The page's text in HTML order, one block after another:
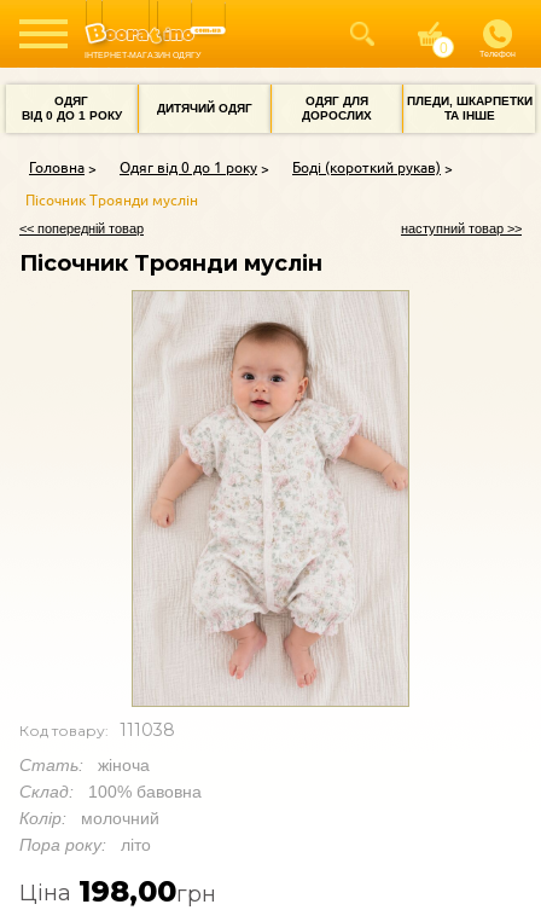
ІНТЕРНЕТ-МАГАЗИН ОДЯГУ Телефон
ОДЯГ
ВІД 0 ДО 1 РОКУ
ДИТЯЧИЙ ОДЯГ
ОДЯГ ДЛЯ
ДОРОСЛИХ
ПЛЕДИ, ШКАРПЕТКИ
ТА ІНШЕ
Головна Одяг від 0 до 1 року
Боді (короткий рукав)
Пісочник Троянди муслін
<< попередній товар наступний товар >>
Пісочник Троянди муслін
Код товару: 111038
Стать: жіноча
Склад: 100% бавовна
Колір: молочний
Пора року: літо
Ціна 198,00грн